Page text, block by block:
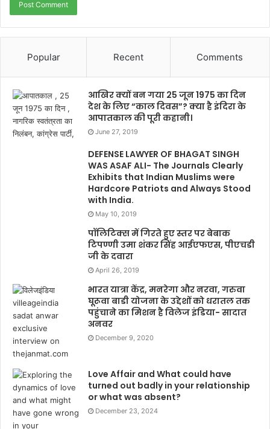
Popular Recent Comments
आखिर क्यों बन गया 25 जून 1975 का दिन
देश के लिए “काल दिवस”? क्या है इंदिरा के
आपातकाल की पूरी कहानी।
June 27, 2019
DEFENSE LAWYER OF BHAGAT SINGH
WAS ASAF ALI- The Journals Clearly
Exhibits that Indian Muslims were
Hardcore Patriots and Always Stood
with India.
May 10, 2019
पॉलिटिक्स में गिरते हुए स्तर पर बेबाक
टिपण्णी उमा शंकर सिंह आईएफएस, पीएचडी
जी के दवारा
April 26, 2019
भारत यात्रा केंद्र, मनरेगा और नरवा, गरुवा
घूरूवा बाडी योजना के उद्देशों को धरातल तक
पहुंचाने का मिशन है विलेज इंडिया- सादात
अनवर
December 9, 2020
Love Affair and What could have
turned out badly in your relationship
or what was absent?
December 23, 2024